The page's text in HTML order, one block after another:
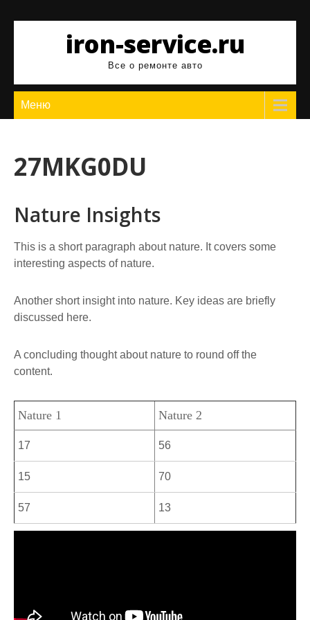
содержимомуiron-service.ru
Все о ремонте авто
Меню
27MKG0DU
Nature Insights
This is a short paragraph about nature. It covers some
interesting aspects of nature.
Another short insight into nature. Key ideas are briefly
discussed here.
A concluding thought about nature to round off the
content.
Nature 1 Nature 2
17 56
15 70
57 13